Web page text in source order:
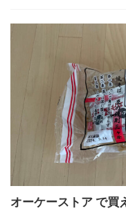
オーケーストア で買